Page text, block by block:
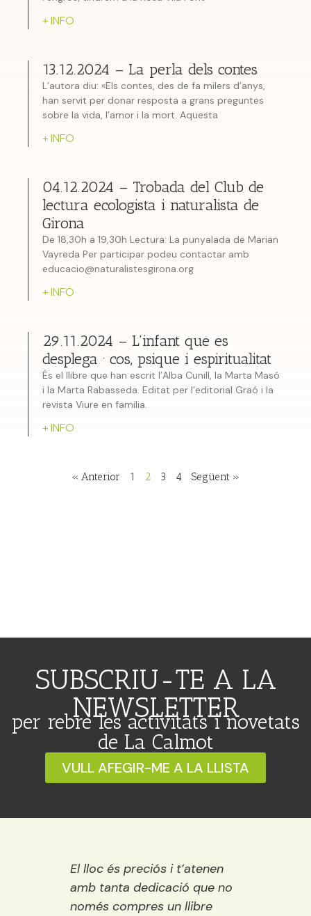
+ INFO
13.12.2024 – La perla dels contes
L’autora diu: «Els contes, des de fa milers d’anys,
han servit per donar resposta a grans preguntes
sobre la vida, l’amor i la mort. Aquesta
+ INFO
04.12.2024 – Trobada del Club de
lectura ecologista i naturalista de
Girona
De 18,30h a 19,30h Lectura: La punyalada de Marian
Vayreda Per participar podeu contactar amb
educacio@naturalistesgirona.org
+ INFO
29.11.2024 – L’infant que es
desplega · cos, psique i espiritualitat
És el llibre que han escrit l’Alba Cunill, la Marta Masó
i la Marta Rabasseda. Editat per l’editorial Graó i la
revista Viure en familia.
+ INFO
« Anterior 1 2 3 4 Següent »
SUBSCRIU-TE A LA
NEWSLETTER
per rebre les activitats i novetats
de La Calmot
VULL AFEGIR-ME A LA LLISTA
El lloc és preciós i t’atenen
amb tanta dedicació que no
només compres un llibre